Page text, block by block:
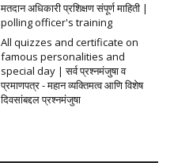
मतदान अधिकारी प्रशिक्षण संपूर्ण माहिती |
polling officer's training
All quizzes and certificate on
famous personalities and
special day | सर्व प्रश्नमंजुषा व
प्रमाणपत्र - महान व्यक्तिमत्व आणि विशेष
दिवसांबद्दल प्रश्नमंजुषा